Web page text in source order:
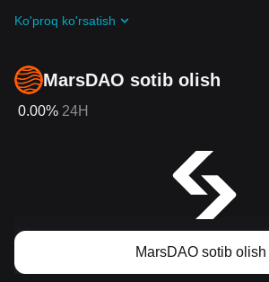
guruhiga qo'shilish orqali MarsDAO ta
Ko'proq ko'rsatish
MarsDAO sotib olish
0.00% 24H
MarsDAO sotib olish